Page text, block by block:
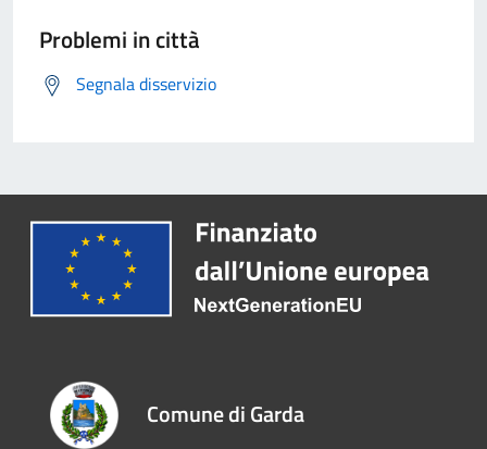
Problemi in città
Segnala disservizio
Comune di Garda